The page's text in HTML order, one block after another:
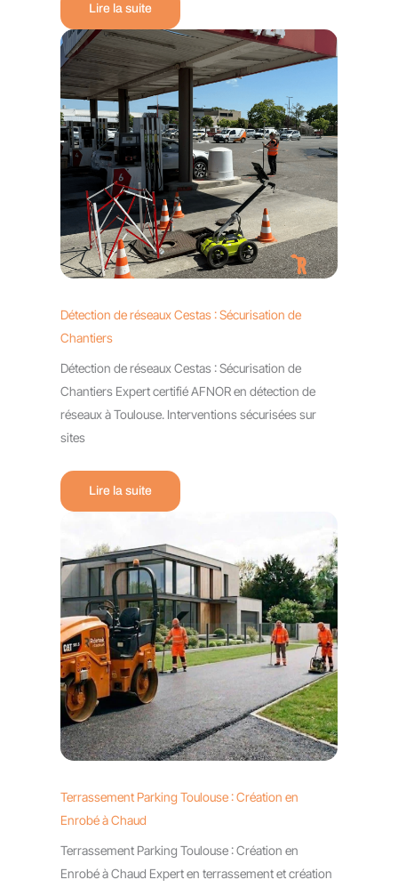
Lire la suite
Détection de réseaux Cestas : Sécurisation de
Chantiers
Détection de réseaux Cestas : Sécurisation de
Chantiers Expert certifié AFNOR en détection de
réseaux à Toulouse. Interventions sécurisées sur
sites
Lire la suite
Terrassement Parking Toulouse : Création en
Enrobé à Chaud
Terrassement Parking Toulouse : Création en
Enrobé à Chaud Expert en terrassement et création